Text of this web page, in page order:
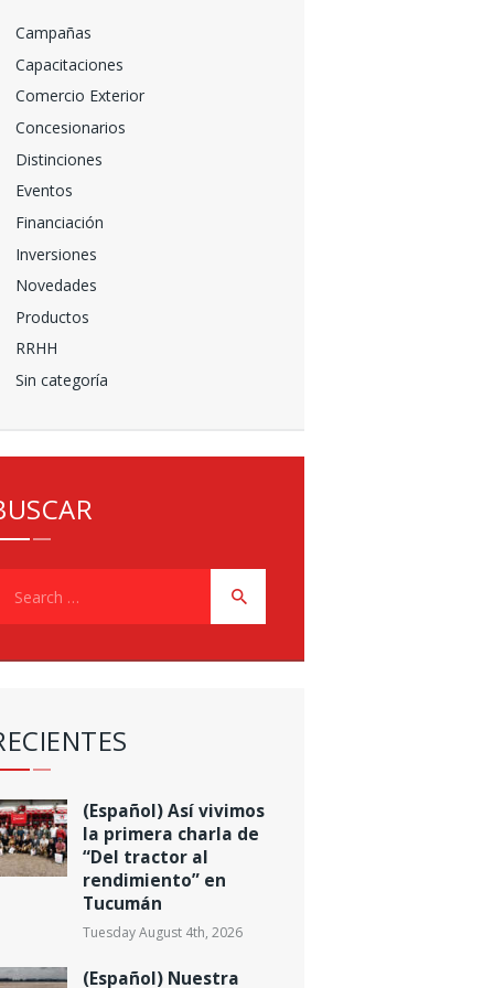
Campañas
Capacitaciones
Comercio Exterior
Concesionarios
Distinciones
Eventos
Financiación
Inversiones
Novedades
Productos
RRHH
Sin categoría
(Español) Así vivimos
la primera charla de
“Del tractor al
rendimiento” en
Tucumán
Tuesday August 4th, 2026
(Español) Nuestra